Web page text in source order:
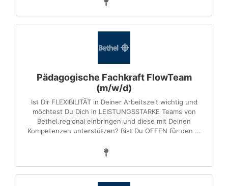
Pädagogische Fachkraft FlowTeam
(m/w/d)
Ist Dir FLEXIBILITÄT in Deiner Arbeitszeit wichtig und
möchtest Du Dich in LEISTUNGSSTARKE Teams von
Bethel.regional einbringen und diese mit Deinen
Kompetenzen unterstützen? Bist Du OFFEN für den ...